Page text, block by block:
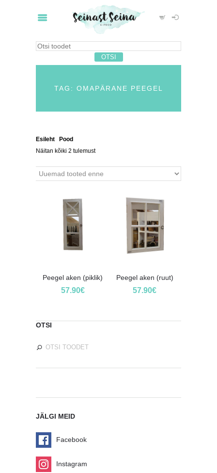
TAG: OMAPÄRANE PEEGEL
Esileht Pood
Näitan kõiki 2 tulemust
Peegel aken (piklik)
57.90€
Peegel aken (ruut)
57.90€
OTSI
JÄLGI MEID
Facebook
Instagram